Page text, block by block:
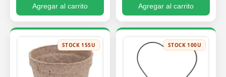
Agregar al carrito Agregar al carrito
STOCK 155U STOCK 100U